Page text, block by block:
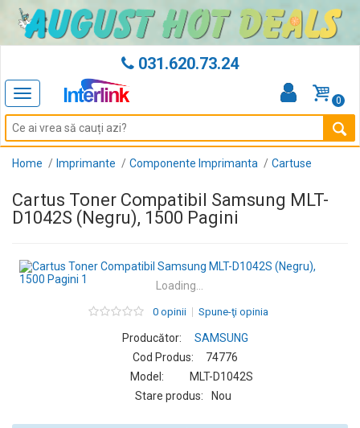
031.620.73.24
Toggle
navigation
0
Home Imprimante Componente Imprimanta Cartuse
Cartus Toner Compatibil Samsung MLT-
D1042S (Negru), 1500 Pagini
Loading...
0 opinii Spune-ţi opinia
Producător:
SAMSUNG
Cod Produs:
74776
Model:
MLT-D1042S
Stare produs:
Nou